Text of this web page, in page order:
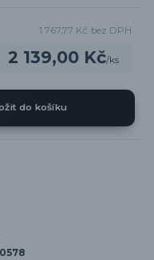
2 139,00 Kč/ks
1 767,77 Kč bez DPH
do košíku